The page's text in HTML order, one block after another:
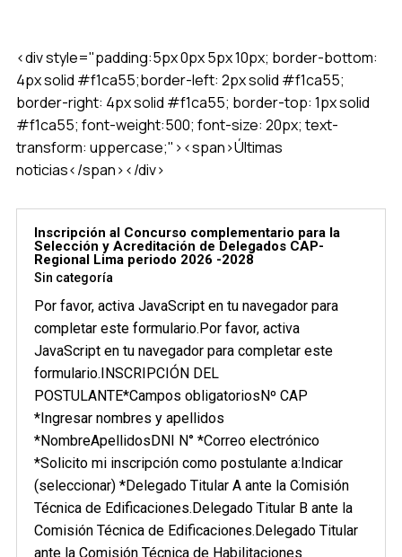
<div style="padding:5px 0px 5px 10px; border-bottom:
4px solid #f1ca55;border-left: 2px solid #f1ca55;
border-right: 4px solid #f1ca55; border-top: 1px solid
#f1ca55; font-weight:500; font-size: 20px; text-
transform: uppercase;"><span>Últimas
noticias</span></div>
Inscripción al Concurso complementario para la
Selección y Acreditación de Delegados CAP-
Regional Lima periodo 2026 -2028
Sin categoría
Por favor, activa JavaScript en tu navegador para
completar este formulario.Por favor, activa
JavaScript en tu navegador para completar este
formulario.INSCRIPCIÓN DEL
POSTULANTE*Campos obligatoriosNº CAP
*Ingresar nombres y apellidos
*NombreApellidosDNI N° *Correo electrónico
*Solicito mi inscripción como postulante a:Indicar
(seleccionar) *Delegado Titular A ante la Comisión
Técnica de Edificaciones.Delegado Titular B ante la
Comisión Técnica de Edificaciones.Delegado Titular
ante la Comisión Técnica de Habilitaciones